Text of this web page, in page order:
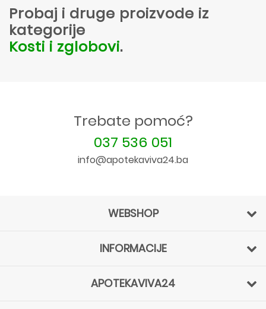
Probaj i druge proizvode iz
kategorije
Kosti i zglobovi.
Trebate pomoć?
037 536 051
info@apotekaviva24.ba
WEBSHOP
INFORMACIJE
APOTEKAVIVA24